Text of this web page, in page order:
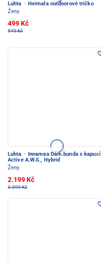
Luhta · Heimala outdoorové tričko
Ženy
499 Kč
549 Kč
Luhta ·
Innamaa Dám.bunda s kapucí
Active A.W.S., Hybrid
Ženy
2.199 Kč
3.099 Kč